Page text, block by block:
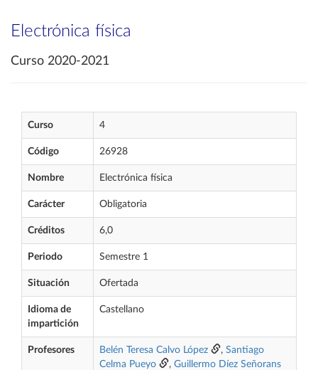
Electrónica física
Curso 2020-2021
Curso 4
Código 26928
Nombre Electrónica física
Carácter Obligatoria
Créditos 6,0
Periodo Semestre 1
Situación Ofertada
Idioma de
impartición
Castellano
Profesores Belén Teresa Calvo López , Santiago
Celma Pueyo
, Guillermo Díez Señorans